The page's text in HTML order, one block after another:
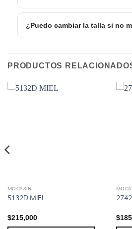
¿Puedo cambiar la talla si no
PRODUCTOS
MOCASIN
5132D MIEL
$215,000
Este
producto
múltiples
$
Este